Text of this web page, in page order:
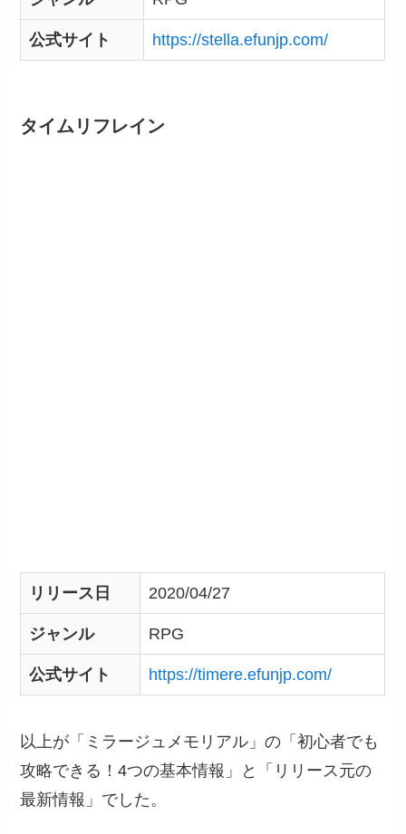
公式サイト https://stella.efunjp.com/
タイムリフレイン
リリース日 2020/04/27
ジャンル RPG
公式サイト https://timere.efunjp.com/
以上が「ミラージュメモリアル」の「初心者でも
攻略できる！4つの基本情報」と「リリース元の
最新情報」でした。